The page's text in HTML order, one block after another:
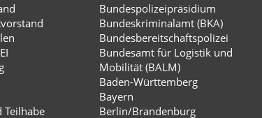
Teilhabe
Bundespolizeipräsidium
Bundeskriminalamt (BKA)
Bundesbereitschaftspolizei
Bundesamt für Logistik und
Mobilität (BALM)
Baden-Württemberg
Bayern
Berlin/Brandenburg